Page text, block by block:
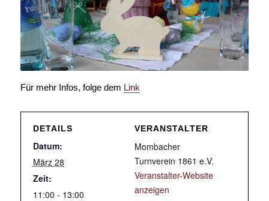
Für mehr Infos, folge dem Link
DETAILS
Datum:
März 28
Zeit:
11:00 - 13:00
VERANSTALTER
Mombacher
Turnverein 1861 e.V.
Veranstalter-Website
anzeigen